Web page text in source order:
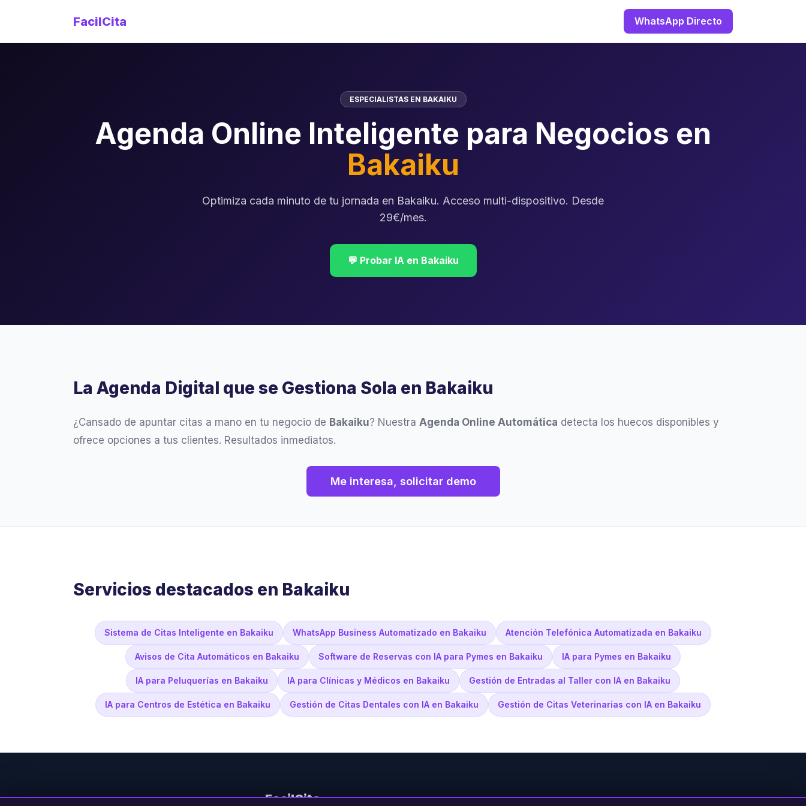
FacilCita WhatsApp Directo
ESPECIALISTAS EN BAKAIKU
Agenda Online Inteligente para Negocios en
Bakaiku
Optimiza cada minuto de tu jornada en Bakaiku. Acceso multi-dispositivo. Desde
29€/mes.
💬 Probar IA en Bakaiku
La Agenda Digital que se Gestiona Sola en Bakaiku
¿Cansado de apuntar citas a mano en tu negocio de Bakaiku? Nuestra Agenda Online Automática detecta los huecos disponibles y
ofrece opciones a tus clientes. Resultados inmediatos.
Me interesa, solicitar demo
Servicios destacados en Bakaiku
Sistema de Citas Inteligente en Bakaiku WhatsApp Business Automatizado en Bakaiku Atención Telefónica Automatizada en Bakaiku
Avisos de Cita Automáticos en Bakaiku Software de Reservas con IA para Pymes en Bakaiku IA para Pymes en Bakaiku
IA para Peluquerías en Bakaiku IA para Clínicas y Médicos en Bakaiku Gestión de Entradas al Taller con IA en Bakaiku
IA para Centros de Estética en Bakaiku Gestión de Citas Dentales con IA en Bakaiku Gestión de Citas Veterinarias con IA en Bakaiku
FacilCita